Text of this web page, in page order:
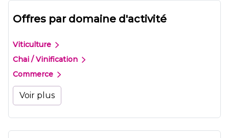
Offres par domaine d'activité
Viticulture
Chai / Vinification
Commerce
Voir plus